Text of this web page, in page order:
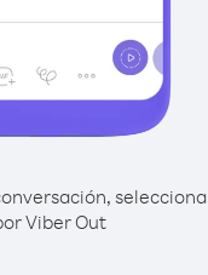
selecciona
Viber Out